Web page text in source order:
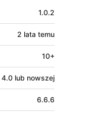
1.0.2
2 lata temu
10+
4.0 lub nowszej
6.6.6